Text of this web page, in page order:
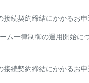
接続契約締結にかかるお
ム一律制御の運用開始に
接続契約締結にかかるお